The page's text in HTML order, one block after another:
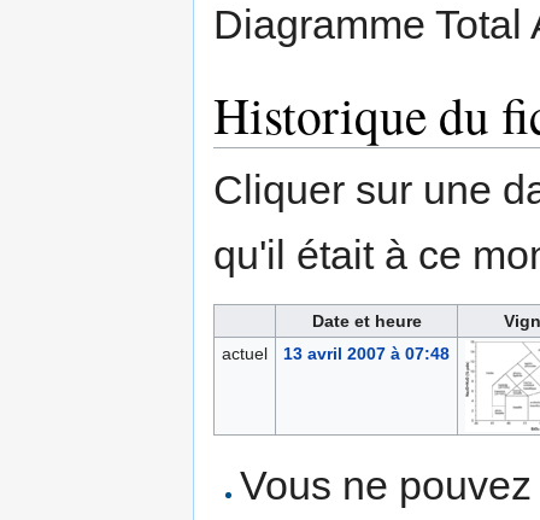
Diagramme
Historique du
Cliquer sur une
qu'il était à ce
Date et heure
actuel
13 avril 2007 à 07:48
Vous ne